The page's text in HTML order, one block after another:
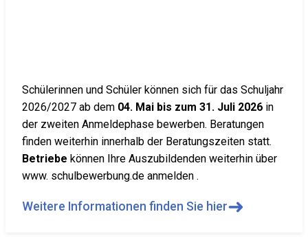
Schülerinnen und Schüler können sich für das Schuljahr
2026/2027 ab dem 04. Mai bis zum 31. Juli 2026 in
der zweiten Anmeldephase bewerben. Beratungen
finden weiterhin innerhalb der Beratungszeiten statt.
Betriebe können Ihre Auszubildenden weiterhin über
www. schulbewerbung.de anmelden .
Weitere Informationen finden Sie hier➜